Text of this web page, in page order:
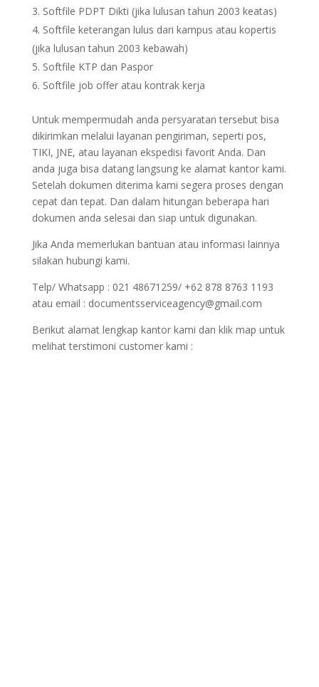
Softfile PDPT Dikti (jika lulusan tahun 2003 keatas)
Softfile keterangan lulus dari kampus atau kopertis
(jika lulusan tahun 2003 kebawah)
Softfile KTP dan Paspor
Softfile job offer atau kontrak kerja
Untuk mempermudah anda persyaratan tersebut bisa
dikirimkan melalui layanan pengiriman, seperti pos,
TIKI, JNE, atau layanan ekspedisi favorit Anda. Dan
anda juga bisa datang langsung ke alamat kantor kami.
Setelah dokumen diterima kami segera proses dengan
cepat dan tepat. Dan dalam hitungan beberapa hari
dokumen anda selesai dan siap untuk digunakan.
Jika Anda memerlukan bantuan atau informasi lainnya
silakan hubungi kami.
Telp/ Whatsapp : 021 48671259/ +62 878 8763 1193
atau email : documentsserviceagency@gmail.com
Berikut alamat lengkap kantor kami dan klik map untuk
melihat terstimoni customer kami :